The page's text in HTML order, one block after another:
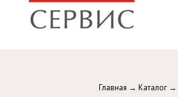
Главная → Каталог →